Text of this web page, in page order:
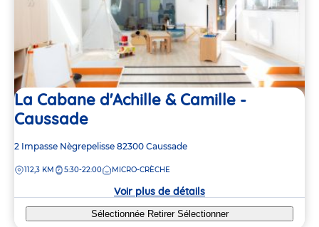
La Cabane d'Achille & Camille -
Caussade
Adresse
la
2 Impasse Nègrepelisse 82300 Caussade
DISTANCE
112,3 KM 5:30-22:00 MICRO-CRÈCHE
Voir plus de détails
Sélectionnée Retirer Sélectionner